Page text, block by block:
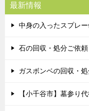
最新情報
中身の入ったスプレ
石の回収・処分ご依
ガスボンベの回収・
【小千谷市】墓参り